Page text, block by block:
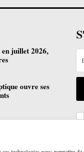
juillet 2026,
ouvre ses